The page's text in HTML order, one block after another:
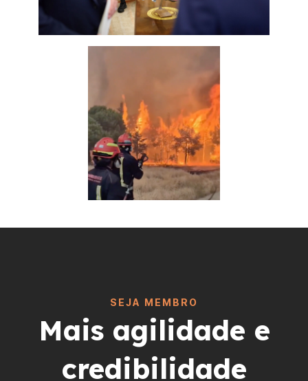
SEJA MEMBRO
Mais agilidade e
credibilidade